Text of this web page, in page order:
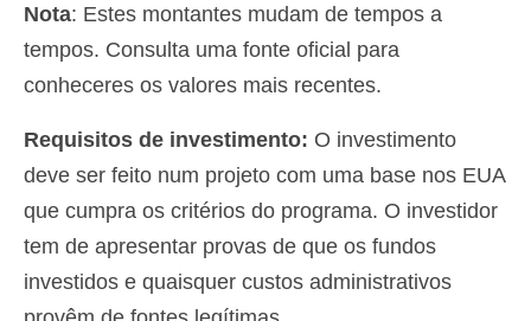
Nota: Estes montantes mudam de tempos a
tempos. Consulta uma fonte oficial para
conheceres os valores mais recentes.
Requisitos de investimento: O investimento
deve ser feito num projeto com uma base nos EUA
que cumpra os critérios do programa. O investidor
tem de apresentar provas de que os fundos
investidos e quaisquer custos administrativos